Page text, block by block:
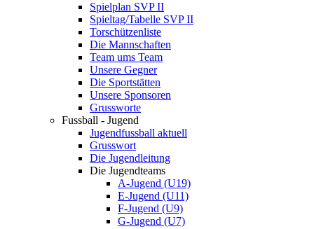
Spielplan SVP II
Spieltag/Tabelle SVP II
Torschützenliste
Die Mannschaften
Team ums Team
Unsere Gegner
Die Sportstätten
Unsere Sponsoren
Grussworte
Fussball - Jugend
Jugendfussball aktuell
Grusswort
Die Jugendleitung
Die Jugendteams
A-Jugend (U19)
E-Jugend (U11)
F-Jugend (U9)
G-Jugend (U7)